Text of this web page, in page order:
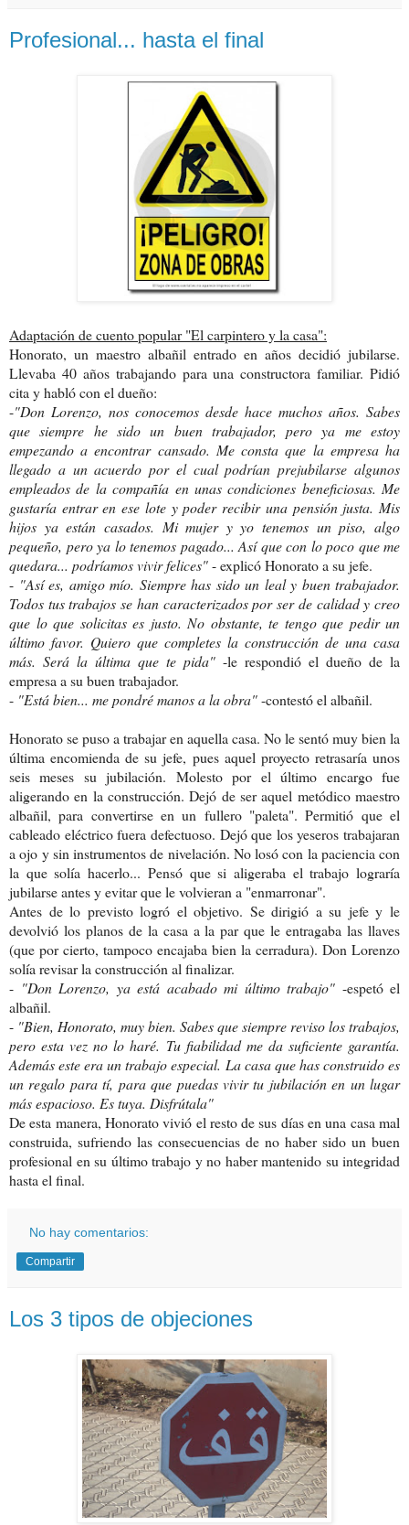
Profesional... hasta el final
Adaptación de cuento popular "El carpintero y la casa":
Honorato, un maestro albañil entrado en años decidió jubilarse.
Llevaba 40 años trabajando para una constructora familiar. Pidió
cita y habló con el dueño:
-"Don Lorenzo, nos conocemos desde hace muchos años. Sabes
que siempre he sido un buen trabajador, pero ya me estoy
empezando a encontrar cansado. Me consta que la empresa ha
llegado a un acuerdo por el cual podrían prejubilarse algunos
empleados de la compañía en unas condiciones beneficiosas. Me
gustaría entrar en ese lote y poder recibir una pensión justa. Mis
hijos ya están casados. Mi mujer y yo tenemos un piso, algo
pequeño, pero ya lo tenemos pagado... Así que con lo poco que me
quedara... podríamos vivir felices"- explicó Honorato a su jefe.
- "Así es, amigo mío. Siempre has sido un leal y buen trabajador.
Todos tus trabajos se han caracterizados por ser de calidad y creo
que lo que solicitas es justo. No obstante, te tengo que pedir un
último favor. Quiero que completes la construcción de una casa
más. Será la última que te pida" -le respondió el dueño de la
empresa a su buen trabajador.
- "Está bien... me pondré manos a la obra"-contestó el albañil.
Honorato se puso a trabajar en aquella casa. No le sentó muy bien la
última encomienda de su jefe, pues aquel proyecto retrasaría unos
seis meses su jubilación. Molesto por el último encargo fue
aligerando en la construcción. Dejó de ser aquel metódico maestro
albañil, para convertirse en un fullero "paleta". Permitió que el
cableado eléctrico fuera defectuoso. Dejó que los yeseros trabajaran
a ojo y sin instrumentos de nivelación. No losó con la paciencia con
la que solía hacerlo... Pensó que si aligeraba el trabajo lograría
jubilarse antes y evitar que le volvieran a "enmarronar".
Antes de lo previsto logró el objetivo. Se dirigió a su jefe y le
devolvió los planos de la casa a la par que le entragaba las llaves
(que por cierto, tampoco encajaba bien la cerradura). Don Lorenzo
solía revisar la construcción al finalizar.
- "Don Lorenzo, ya está acabado mi último trabajo" -espetó el
albañil.
- "Bien, Honorato, muy bien. Sabes que siempre reviso los trabajos,
pero esta vez no lo haré. Tu fiabilidad me da suficiente garantía.
Además este era un trabajo especial. La casa que has construido es
un regalo para tí, para que puedas vivir tu jubilación en un lugar
más espacioso. Es tuya. Disfrútala"
De esta manera, Honorato vivió el resto de sus días en una casa mal
construida, sufriendo las consecuencias de no haber sido un buen
profesional en su último trabajo y no haber mantenido su integridad
hasta el final.
No hay comentarios:
Compartir
Los 3 tipos de objeciones